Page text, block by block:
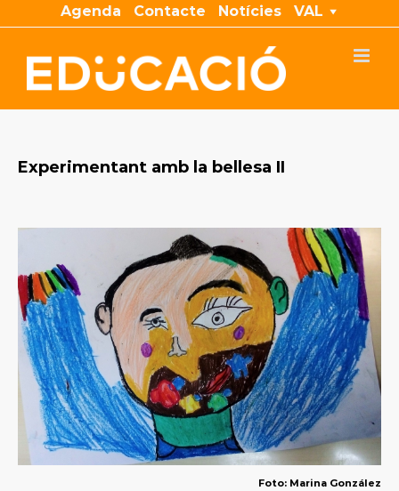
to
content
Agenda Contacte Notícies VAL
Experimentant amb la bellesa II
Foto: Marina González